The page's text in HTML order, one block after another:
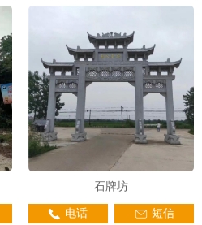
1 3
石牌坊
电话 短信